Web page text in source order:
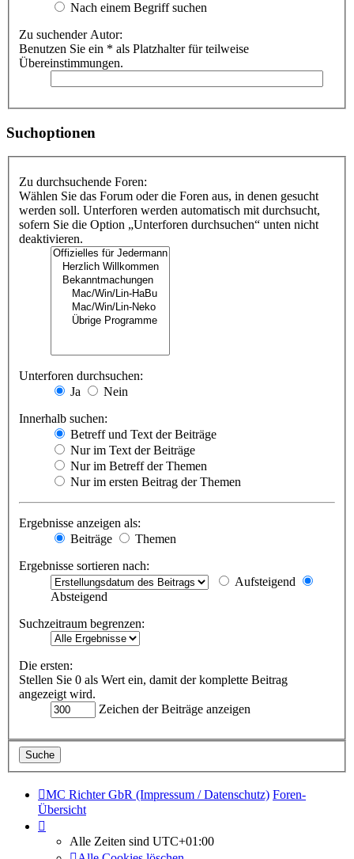
Nach einem Begriff suchen
Zu suchender Autor:
Benutzen Sie ein * als Platzhalter für teilweise
Übereinstimmungen.
Suchoptionen
Zu durchsuchende Foren:
Wählen Sie das Forum oder die Foren aus, in denen gesucht
werden soll. Unterforen werden automatisch mit durchsucht,
sofern Sie die Option „Unterforen durchsuchen“ unten nicht
deaktivieren.
Unterforen durchsuchen:
Ja
Nein
Innerhalb suchen:
Betreff und Text der Beiträge
Nur im Text der Beiträge
Nur im Betreff der Themen
Nur im ersten Beitrag der Themen
Ergebnisse anzeigen als:
Beiträge
Themen
Ergebnisse sortieren nach:
Aufsteigend
Absteigend
Suchzeitraum begrenzen:
Die ersten:
Stellen Sie 0 als Wert ein, damit der komplette Beitrag
angezeigt wird.
Zeichen der Beiträge anzeigen
MC Richter GbR (Impressum / Datenschutz) Foren-
Übersicht
Alle Zeiten sind UTC+01:00